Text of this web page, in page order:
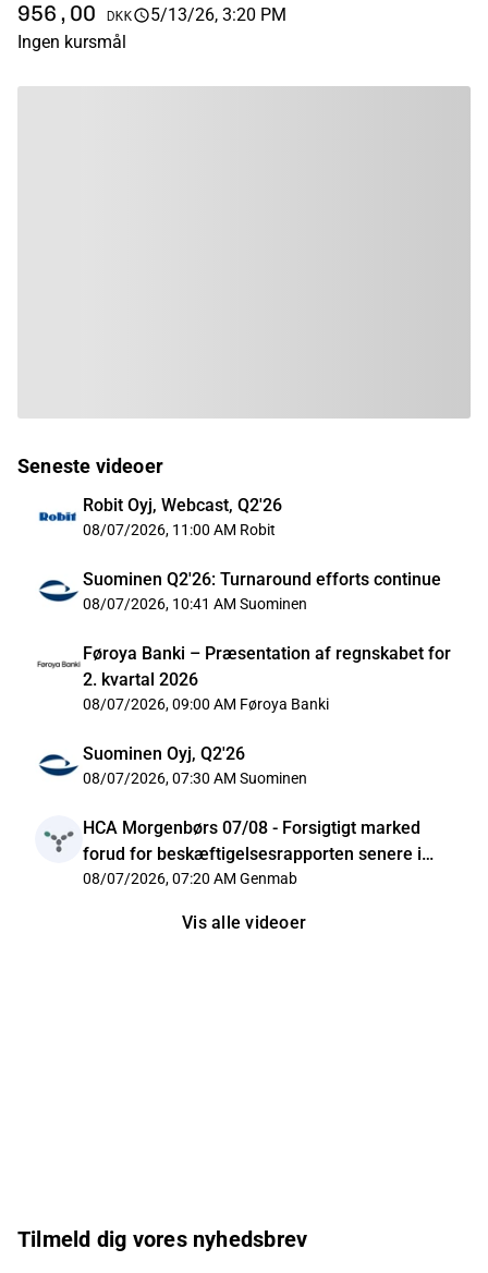
956,00 DKK
5/13/26, 3:20 PM
Ingen kursmål
Seneste videoer
Robit Oyj, Webcast, Q2'26
08/07/2026, 11:00 AM Robit
Suominen Q2'26: Turnaround efforts continue
08/07/2026, 10:41 AM Suominen
Føroya Banki – Præsentation af regnskabet for
2. kvartal 2026
08/07/2026, 09:00 AM Føroya Banki
Suominen Oyj, Q2'26
08/07/2026, 07:30 AM Suominen
HCA Morgenbørs 07/08 - Forsigtigt marked
forud for beskæftigelsesrapporten senere i
dag
08/07/2026, 07:20 AM Genmab
Vis alle videoer
Tilmeld dig vores nyhedsbrev